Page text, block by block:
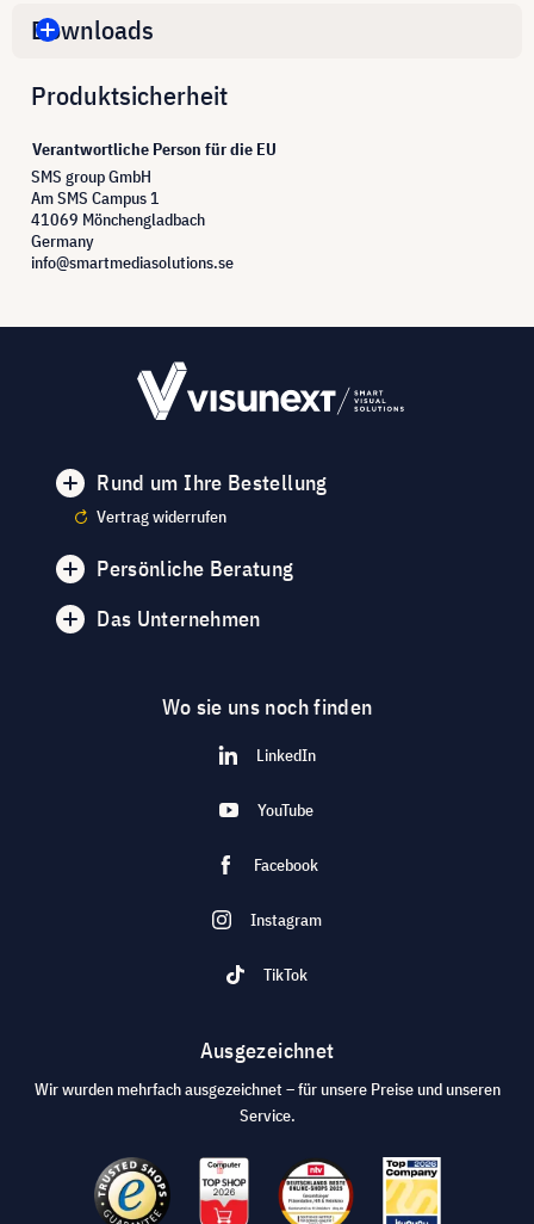
Downloads
Produktsicherheit
Verantwortliche Person für die EU
SMS group GmbH
Am SMS Campus 1
41069 Mönchengladbach
Germany
info@smartmediasolutions.se
Rund um Ihre Bestellung
Vertrag widerrufen
Persönliche Beratung
Das Unternehmen
Wo sie uns noch finden
LinkedIn
YouTube
Facebook
Instagram
TikTok
Ausgezeichnet
Wir wurden mehrfach ausgezeichnet – für unsere Preise und unseren
Service.